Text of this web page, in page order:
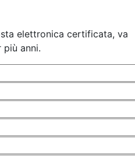
elettronica certificata, va
più anni.